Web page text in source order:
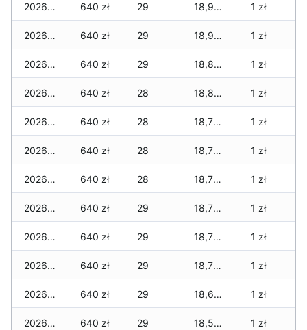
2026-06-25 640 zł 29 18,935 zł 1 zł
2026-06-24 640 zł 29 18,915 zł 1 zł
2026-06-23 640 zł 29 18,815 zł 1 zł
2026-06-22 640 zł 28 18,805 zł 1 zł
2026-06-21 640 zł 28 18,775 zł 1 zł
2026-06-20 640 zł 28 18,775 zł 1 zł
2026-06-19 640 zł 28 18,775 zł 1 zł
2026-06-18 640 zł 29 18,775 zł 1 zł
2026-06-17 640 zł 29 18,765 zł 1 zł
2026-06-16 640 zł 29 18,755 zł 1 zł
2026-06-15 640 zł 29 18,655 zł 1 zł
2026-06-14 640 zł 29 18,565 zł 1 zł